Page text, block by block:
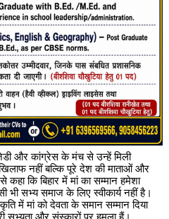
और कांग्रेस के मंच से उन्हें मिली
नहीं बल्कि पूरे देश की माताओं और
कि बिहार में मां का सम्मान हमेशा
भी सभ्य समाज के लिए स्वीकार्य नहीं है।
में मां को देवता के समान सम्मान दिया
सभ्यता और संस्कारों पर हमला हैं।